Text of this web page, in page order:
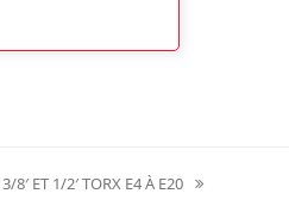
8′ ET 1/2′ TORX E4 À E20